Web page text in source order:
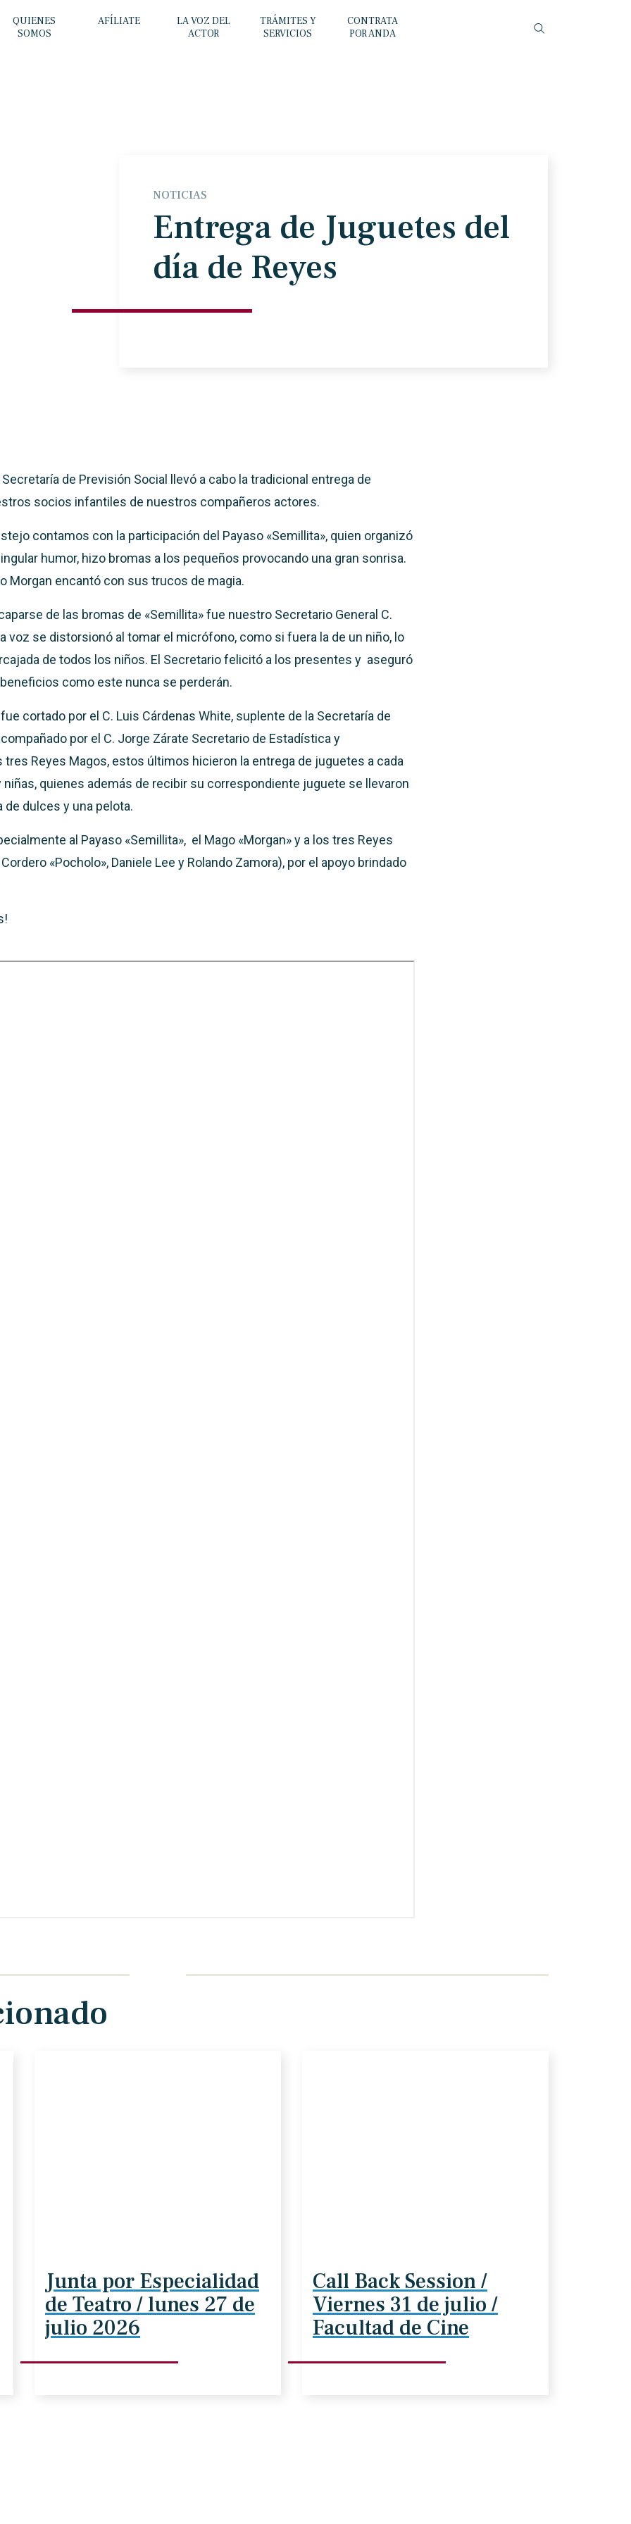
QUIENES
SOMOS
AFÍLIATE
LA VOZ DEL
ACTOR
TRÁMITES Y
SERVICIOS
CONTRATA
POR ANDA
NOTICIAS
Entrega de Juguetes del
día de Reyes
de Previsión Social llevó a cabo la tradicional entrega de
socios infantiles de nuestros compañeros actores.
contamos con la participación del Payaso «Semillita», quien organizó
humor, hizo bromas a los pequeños provocando una gran sonrisa.
Morgan encantó con sus trucos de magia.
de las bromas de «Semillita» fue nuestro Secretario General C.
voz se distorsionó al tomar el micrófono, como si fuera la de un niño, lo
de todos los niños. El Secretario felicitó a los presentes y aseguró
como este nunca se perderán.
cortado por el C. Luis Cárdenas White, suplente de la Secretaría de
por el C. Jorge Zárate Secretario de Estadística y
tres Reyes Magos, estos últimos hicieron la entrega de juguetes a cada
niñas, quienes además de recibir su correspondiente juguete se llevaron
de dulces y una pelota.
al Payaso «Semillita», el Mago «Morgan» y a los tres Reyes
«Pocholo», Daniele Lee y Rolando Zamora), por el apoyo brindado
Junta por Especialidad
de Teatro / lunes 27 de
julio 2026
Call Back Session /
Viernes 31 de julio /
Facultad de Cine